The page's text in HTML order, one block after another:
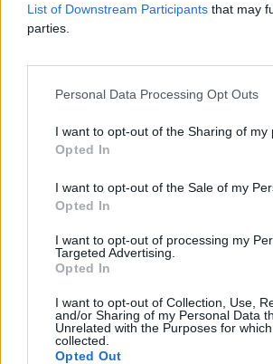
List of Downstream Participants that may
parties.
Personal Data Processing Opt Outs
I want to opt-out of the Sharing of my
Opted In
I want to opt-out of the Sale of my
Opted In
I want to opt-out of processing my
Targeted Advertising.
Opted In
I want to opt-out of Collection, Use,
and/or Sharing of my Personal Data
Unrelated with the Purposes for
collected.
Opted Out
„Dobry Start” to za mało.
Sierpień to czas kompletowania wyprawek
rodzice uczniów mogą liczyć na zastrzyk
rządowego programu „Dobry Start”.
dziecko – jest taka sama od ośmiu lat, a w tym
stała w miejscu. W tym roku, jak pokazują
pokryje nawet połowy kosztu statystycznej